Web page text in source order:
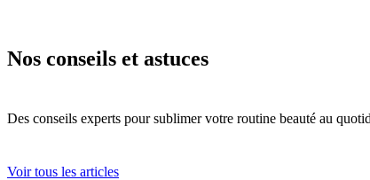
Nos conseils et astuces
Des conseils experts pour sublimer votre routine beauté au
Voir tous les articles